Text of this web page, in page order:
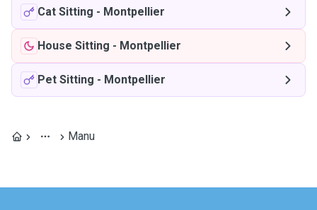
Cat Sitting - Montpellier
House Sitting - Montpellier
Pet Sitting - Montpellier
Manu